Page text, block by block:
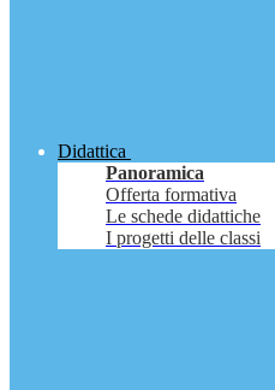
Didattica
Panoramica
Offerta formativa
Le schede didattiche
I progetti delle classi